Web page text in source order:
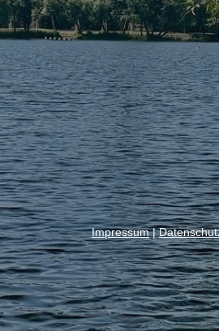
Impressum|